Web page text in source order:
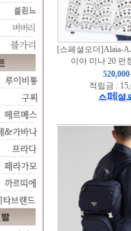
[스페셜오더]Alaia-
이아 미나 20 펀
적립금 :